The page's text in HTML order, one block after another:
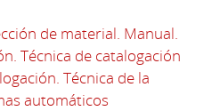
de material. Manual.
Técnica de catalogación
Técnica de la
automáticos